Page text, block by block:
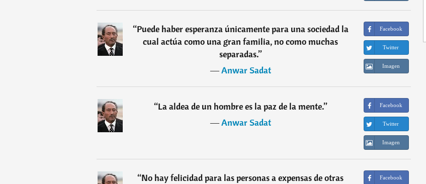
“Puede haber esperanza únicamente para una sociedad la
cual actúa como una gran familia, no como muchas
separadas.”
―Anwar Sadat
Facebook
Twitter
Imagen
“La aldea de un hombre es la paz de la mente.”
―Anwar Sadat
Facebook
Twitter
Imagen
“No hay felicidad para las personas a expensas de otras
Facebook